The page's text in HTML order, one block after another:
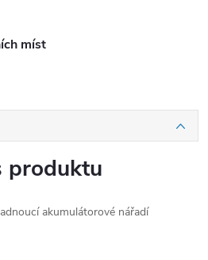
míst
produktu
akumulátorové nářadí